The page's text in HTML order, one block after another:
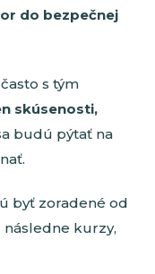
do bezpečnej
s tým
skúsenosti,
budú pýtať na
byť zoradené od
následne kurzy,